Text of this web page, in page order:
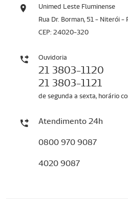
Unimed Leste Fluminense
Rua Dr. Borman, 51 - Niterói -
CEP: 24020-320
Ouvidoria
21 3803-1120
21 3803-1121
de segunda a sexta, horário
Atendimento 24h
0800 970 9087
4020 9087